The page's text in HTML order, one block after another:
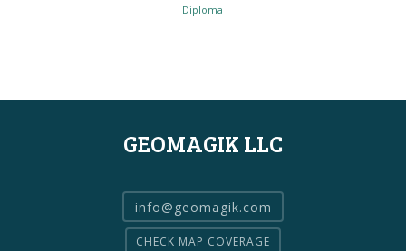
Diploma
GEOMAGIK LLC
info@geomagik.com
CHECK MAP COVERAGE